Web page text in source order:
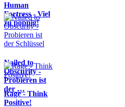
Human
Fortress - Viel
zu poppig!
Nailed to
Obscurity -
Probieren ist
der …
Rage - Think
Positive!